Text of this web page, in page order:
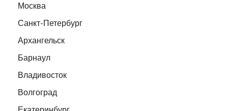
Москва
Санкт-Петербург
Архангельск
Барнаул
Владивосток
Волгоград